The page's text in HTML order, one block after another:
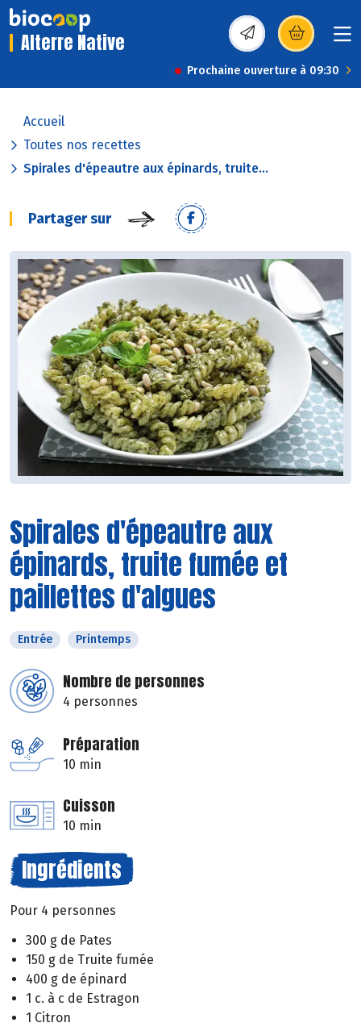
Alterre Native (s’ouvre dans une
Prochaine ouverture à 09:30
Accueil
Toutes nos recettes
Spirales d'épeautre aux épinards, truite...
Partager sur
Spirales d'épeautre aux
épinards, truite fumée et
paillettes d'algues
Entrée Printemps
Nombre de personnes
4 personnes
Préparation
10 min
Cuisson
10 min
Ingrédients
Pour 4 personnes
300 g de Pates
150 g de Truite fumée
400 g de épinard
1 c. à c de Estragon
1 Citron